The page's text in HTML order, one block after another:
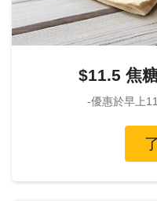
$11.5 焦
-優惠於早上